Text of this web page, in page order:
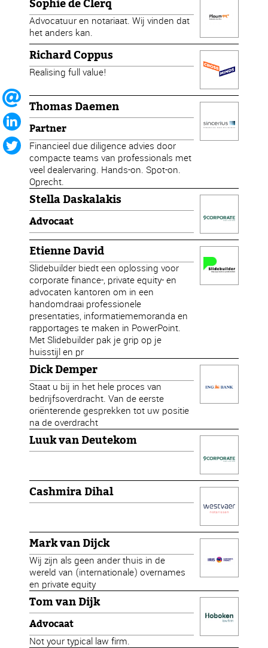
Sophie de Clerq
Advocatuur en notariaat. Wij vinden dat
het anders kan.
Richard Coppus
Realising full value!
Thomas Daemen
Partner
Financieel due diligence advies door
compacte teams van professionals met
veel dealervaring. Hands-on. Spot-on.
Oprecht.
Stella Daskalakis
Advocaat
Etienne David
Slidebuilder biedt een oplossing voor
corporate finance-, private equity- en
advocaten kantoren om in een
handomdraai professionele
presentaties, informatiememoranda en
rapportages te maken in PowerPoint.
Met Slidebuilder pak je grip op je
huisstijl en pr
Dick Demper
Staat u bij in het hele proces van
bedrijfsoverdracht. Van de eerste
oriënterende gesprekken tot uw positie
na de overdracht
Luuk van Deutekom
Cashmira Dihal
Mark van Dijck
Wij zijn als geen ander thuis in de
wereld van (internationale) overnames
en private equity
Tom van Dijk
Advocaat
Not your typical law firm.